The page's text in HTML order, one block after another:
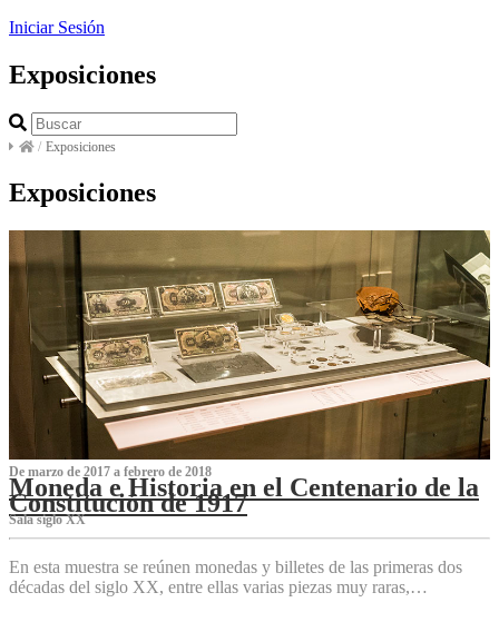
Iniciar Sesión
Exposiciones
/ Exposiciones
Exposiciones
De marzo de 2017 a febrero de 2018
Moneda e Historia en el Centenario de la
Constitución de 1917
Sala siglo XX
En esta muestra se reúnen monedas y billetes de las primeras dos
décadas del siglo XX, entre ellas varias piezas muy raras,…